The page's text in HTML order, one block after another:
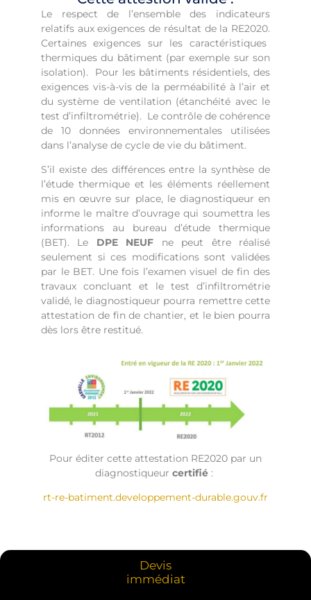
Le respect de l’ensemble des indicateurs
relatifs aux exigences de résultat de la RE2020.
Certaines exigences sur les caractéristiques
thermiques du bâtiment (par exemple sur son
isolation).
Pour les bâtiments résidentiels, des
exigences vis-à-vis de la perméabilité à l’air et
du système de ventilation (étanchéité avec le
test d’infiltrométrie). Le contrôle de cohérence
de 10 données environnementales utilisées
dans l’analyse de cycle de vie du bâtiment.
S’il existe des différences entre la synthèse de
l’étude thermique et les éléments réellement
mis en œuvre sur place, le diagnostiqueur en
informe le maître d’ouvrage qui soumettra les
informations au bureau d’étude thermique
(BET). Le DPE NEUF ne peut être réalisé
seulement si ces modifications sont validées
par le BET. Une fois l’examen visuel de fin des
travaux concluant et le test d’infiltrométrie
validé, le diagnostiqueur pourra remettre cette
attestation de fin de chantier, et le bien pourra
dès lors être restitué.
Pour éditer cette attestation RE2020 par un
diagnostiqueur certifié :
rt-re-batiment.developpement-durable.gouv.fr
Devis
immédiat